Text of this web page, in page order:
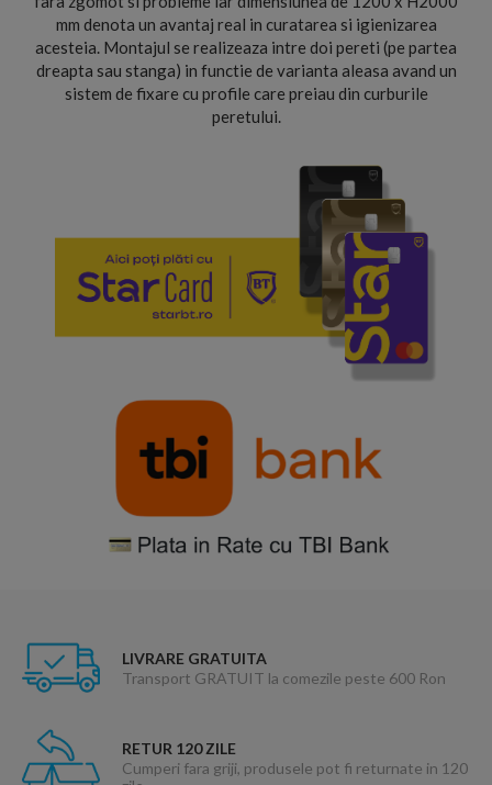
mm denota un avantaj real in curatarea si igienizarea
acesteia. Montajul se realizeaza intre doi pereti (pe partea
dreapta sau stanga) in functie de varianta aleasa avand un
sistem de fixare cu profile care preiau din curburile
peretului.
LIVRARE GRATUITA
Transport GRATUIT la comezile peste 600 Ron
RETUR 120 ZILE
Cumperi fara griji, produsele pot fi returnate in 120